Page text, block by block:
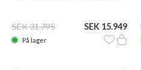
SEK 31.795 SEK 15.949
På lager